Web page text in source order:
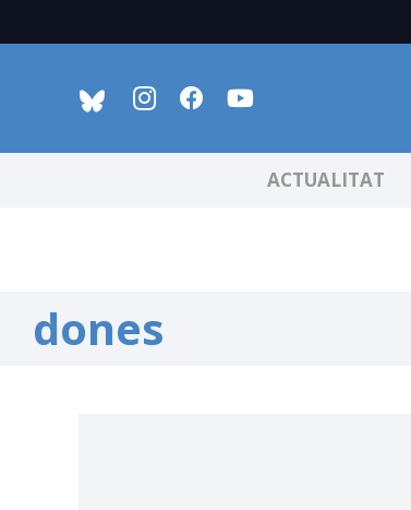
ACTUALITAT
dones